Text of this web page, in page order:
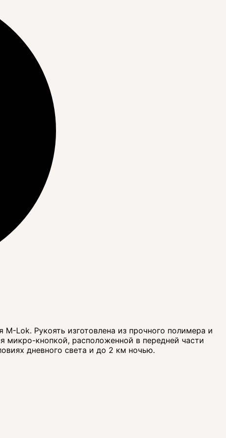
Lok. Рукоять изготовлена из прочного полимера и
микро-кнопкой, расположенной в передней части
дневного света и до 2 км ночью.